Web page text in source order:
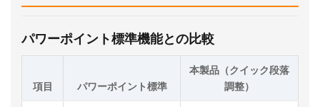
パワーポイント標準機能との比較
項目 パワーポイント標準
本製品（クイック段落
調整）